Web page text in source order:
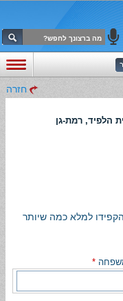
חזרה
למלא כמה שיותר
*